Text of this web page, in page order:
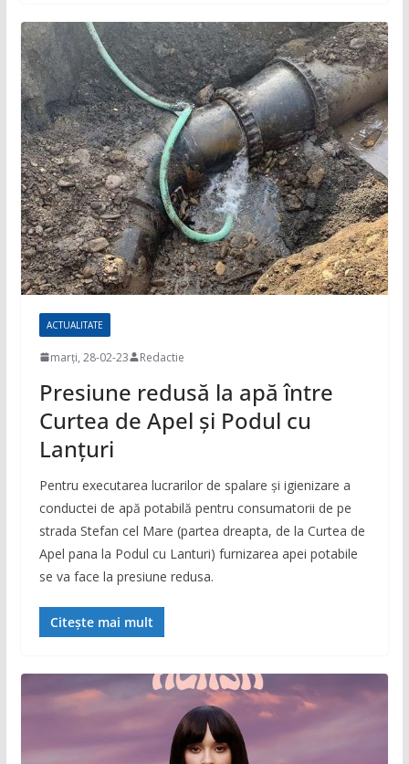
ACTUALITATE
marți, 28-02-23 Redactie
Presiune redusă la apă între
Curtea de Apel și Podul cu
Lanțuri
Pentru executarea lucrarilor de spalare și igienizare a
conductei de apă potabilă pentru consumatorii de pe
strada Stefan cel Mare (partea dreapta, de la Curtea de
Apel pana la Podul cu Lanturi) furnizarea apei potabile
se va face la presiune redusa.
Citește mai mult